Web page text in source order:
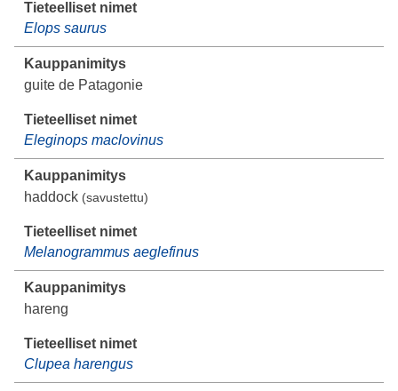
Elops saurus
guite de Patagonie
Eleginops maclovinus
haddock(savustettu)
Melanogrammus aeglefinus
hareng
Clupea harengus